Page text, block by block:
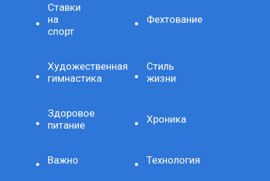
Ставки
на
спорт
Фехтование
Художественная
гимнастика
Стиль
жизни
Здоровое
питание
Хроника
Важно Технология